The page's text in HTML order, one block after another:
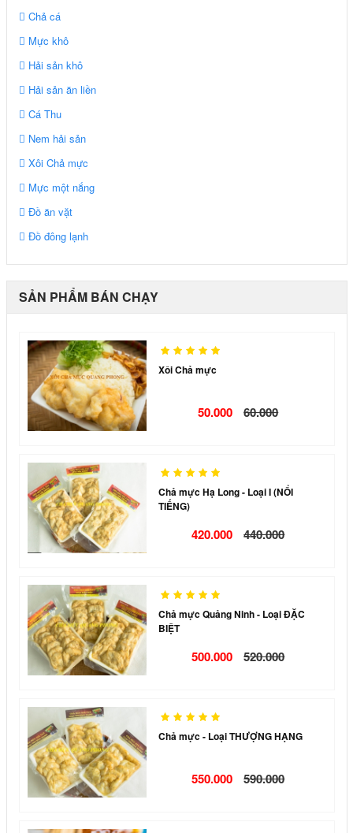
Chả cá
Mực khô
Hải sản khô
Hải sản ăn liền
Cá Thu
Nem hải sản
Xôi Chả mực
Mực một nắng
Đồ ăn vặt
Đồ đông lạnh
SẢN PHẨM BÁN CHẠY
Xôi Chả mực
50.000 60.000
Chả mực Hạ Long - Loại I (NỔI
TIẾNG)
420.000 440.000
Chả mực Quảng Ninh - Loại ĐẶC
BIỆT
500.000 520.000
Chả mực - Loại THƯỢNG HẠNG
550.000 590.000